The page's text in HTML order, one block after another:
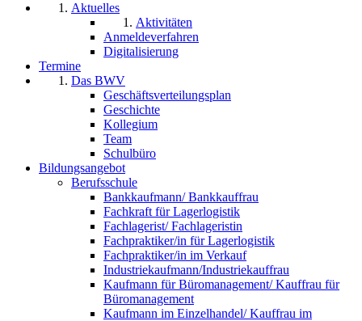
Aktuelles
Aktivitäten
Anmeldeverfahren
Digitalisierung
Termine
Das BWV
Geschäftsverteilungsplan
Geschichte
Kollegium
Team
Schulbüro
Bildungsangebot
Berufsschule
Bankkaufmann/ Bankkauffrau
Fachkraft für Lagerlogistik
Fachlagerist/ Fachlageristin
Fachpraktiker/in für Lagerlogistik
Fachpraktiker/in im Verkauf
Industriekaufmann/Industriekauffrau
Kaufmann für Büromanagement/ Kauffrau für
Büromanagement
Kaufmann im Einzelhandel/ Kauffrau im